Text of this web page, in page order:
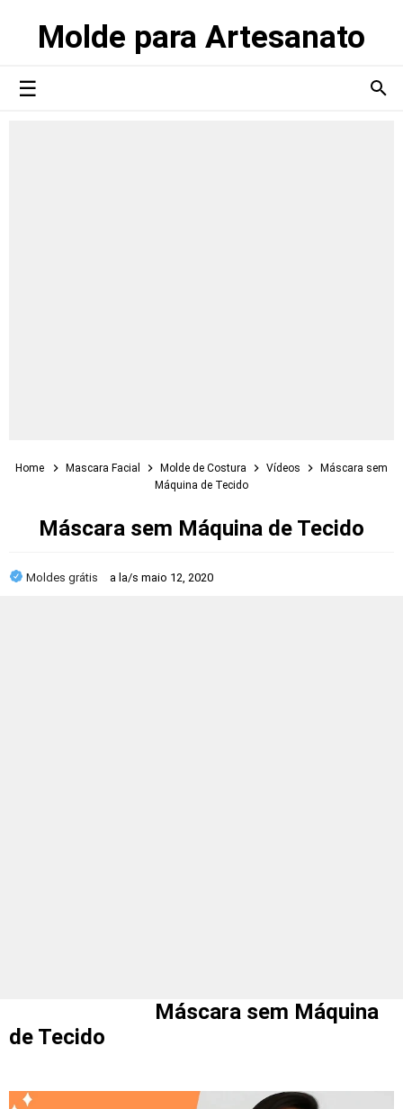
Molde para Artesanato
Home Mascara Facial Molde de Costura Vídeos
Máscara sem
Máquina de Tecido
Máscara sem Máquina de Tecido
Moldes grátis a la/s maio 12, 2020
Máscara sem Máquina
de Tecido